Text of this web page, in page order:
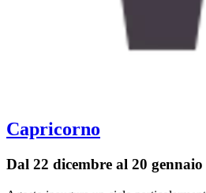
Capricorno
Dal 22 dicembre al 20 gennaio